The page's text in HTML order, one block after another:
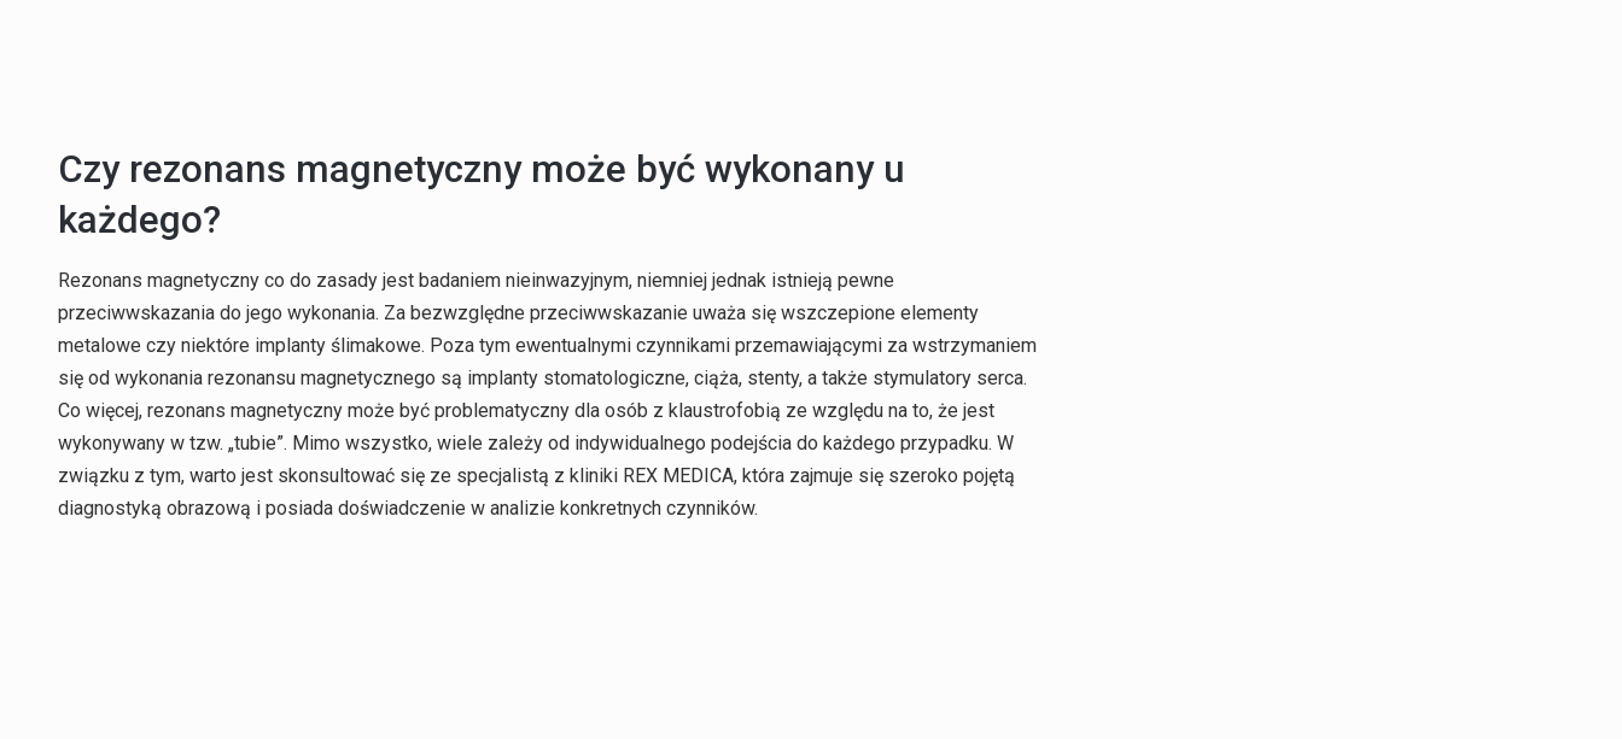
Czy rezonans magnetyczny może być wykonany u
każdego?
Rezonans magnetyczny co do zasady jest badaniem nieinwazyjnym, niemniej jednak istnieją pewne
przeciwwskazania do jego wykonania. Za bezwzględne przeciwwskazanie uważa się wszczepione elementy
metalowe czy niektóre implanty ślimakowe. Poza tym ewentualnymi czynnikami przemawiającymi za wstrzymaniem
się od wykonania rezonansu magnetycznego są implanty stomatologiczne, ciąża, stenty, a także stymulatory serca.
Co więcej, rezonans magnetyczny może być problematyczny dla osób z klaustrofobią ze względu na to, że jest
wykonywany w tzw. „tubie”. Mimo wszystko, wiele zależy od indywidualnego podejścia do każdego przypadku. W
związku z tym, warto jest skonsultować się ze specjalistą z kliniki REX MEDICA, która zajmuje się szeroko pojętą
diagnostyką obrazową i posiada doświadczenie w analizie konkretnych czynników.